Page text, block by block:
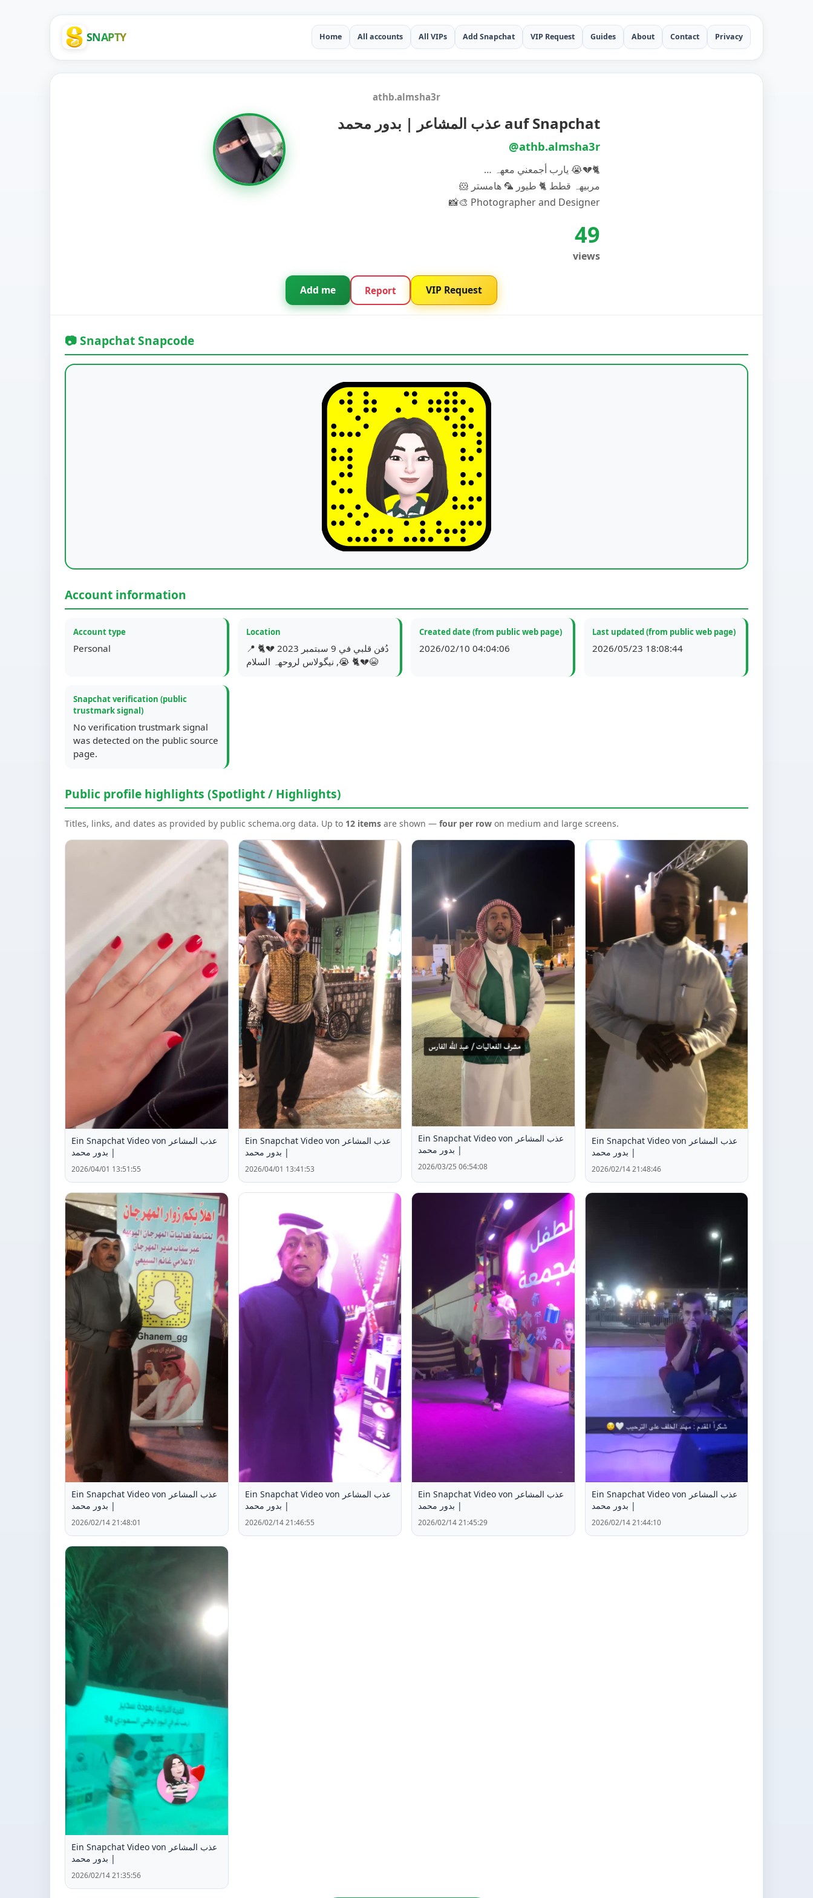
SNAPTY Home All accounts All VIPs Add Snapchat VIP Request Guides About Contact Privacy
athb.almsha3r
عذب المشاعر | بدور محمد auf Snapchat
@athb.almsha3r
… يارب أجمعني معهہ 😭💔🐈
مربيهہ قطط 🐈 طيور 🦜 هامستر 🐹 ‏ ‏ ‏
‏ 📸🎨 Photographer and Designer
49
views
Add me Report VIP Request
📷 Snapchat Snapcode
Account information
Account type
Personal
Location
📍 دُفن قلبي في 9 سبتمبر 2023 💔🐈
😭, نيگولاس لروحهہ السلام 🐈💔😭
Created date (from public web page)
2026/02/10 04:04:06
Last updated (from public web page)
2026/05/23 18:08:44
Snapchat verification (public
trustmark signal)
No verification trustmark signal
was detected on the public source
page.
Public profile highlights (Spotlight / Highlights)
Titles, links, and dates as provided by public schema.org data. Up to 12 items are shown — four per row on medium and large screens.
Ein Snapchat Video von عذب المشاعر
| بدور محمد
2026/04/01 13:51:55
Ein Snapchat Video von عذب المشاعر
| بدور محمد
2026/04/01 13:41:53
Ein Snapchat Video von عذب المشاعر
| بدور محمد
2026/03/25 06:54:08
Ein Snapchat Video von عذب المشاعر
| بدور محمد
2026/02/14 21:48:46
Ein Snapchat Video von عذب المشاعر
| بدور محمد
2026/02/14 21:48:01
Ein Snapchat Video von عذب المشاعر
| بدور محمد
2026/02/14 21:46:55
Ein Snapchat Video von عذب المشاعر
| بدور محمد
2026/02/14 21:45:29
Ein Snapchat Video von عذب المشاعر
| بدور محمد
2026/02/14 21:44:10
Ein Snapchat Video von عذب المشاعر
| بدور محمد
2026/02/14 21:35:56